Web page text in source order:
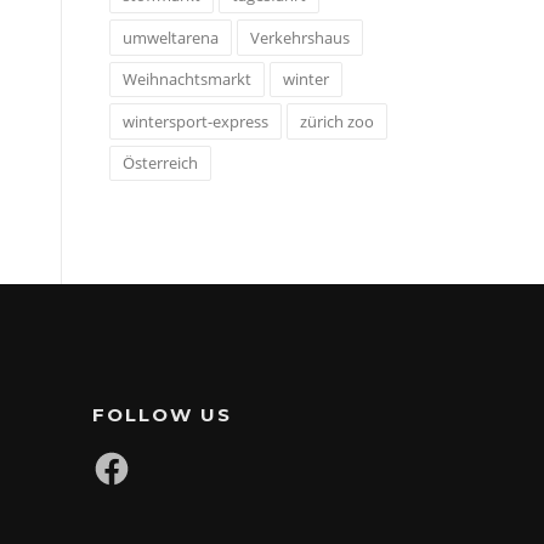
umweltarena
Verkehrshaus
Weihnachtsmarkt
winter
wintersport-express
zürich zoo
Österreich
FOLLOW US
Facebook